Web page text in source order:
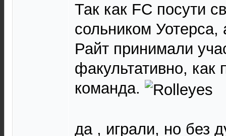
Так как FC посути
сольником
Райт принимали
факультативно, как
команда.
да , играли, но без